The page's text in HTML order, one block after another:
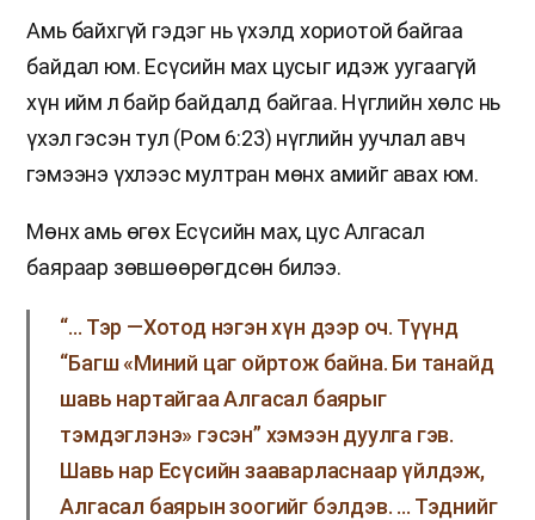
Амь байхгүй гэдэг нь үхэлд хориотой байгаа
байдал юм. Есүсийн мах цусыг идэж уугаагүй
хүн ийм л байр байдалд байгаа. Нүглийн хөлс нь
үхэл гэсэн тул (Ром 6:23) нүглийн уучлал авч
гэмээнэ үхлээс мултран мөнх амийг авах юм.
Мөнх амь өгөх Есүсийн мах, цус Алгасал
баяраар зөвшөөрөгдсөн билээ.
“… Тэр —Хотод нэгэн хүн дээр оч. Түүнд
“Багш «Миний цаг ойртож байна. Би танайд
шавь нартайгаа Алгасал баярыг
тэмдэглэнэ» гэсэн” хэмээн дуулга гэв.
Шавь нар Есүсийн зааварласнаар үйлдэж,
Алгасал баярын зоогийг бэлдэв. … Тэднийг